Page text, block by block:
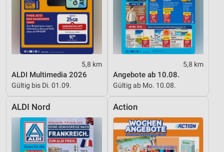
5,8 km
ALDI Multimedia 2026
Gültig bis Di. 01.09.
5,8 km
Angebote ab 10.08.
Gültig ab Mo. 10.08.
ALDI Nord Action